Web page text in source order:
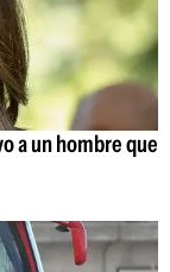
a un hombre que